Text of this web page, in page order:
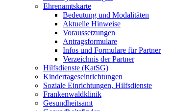
Ehrenamtskarte
Bedeutung und Modalitäten
Aktuelle Hinweise
Voraussetzungen
Antragsformulare
Infos und Formulare für Partner
Verzeichnis der Partner
Hilfsdienste (KatSG)
Kindertageseinrichtungen
Soziale Einrichtungen, Hilfsdienste
Frankenwaldklinik
Gesundheitsamt